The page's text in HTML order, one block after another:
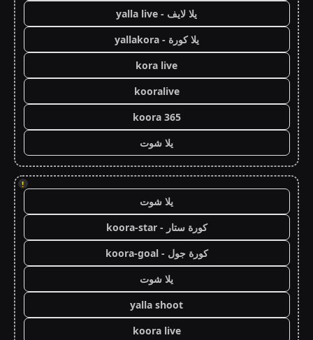
يلا لايف - yalla live
يلا كورة - yallakora
kora live
kooralive
koora 365
يلا شوت
!
يلا شوت
كورة ستار - koora-star
كورة جول - koora-goal
يلا شوت
yalla shoot
koora live